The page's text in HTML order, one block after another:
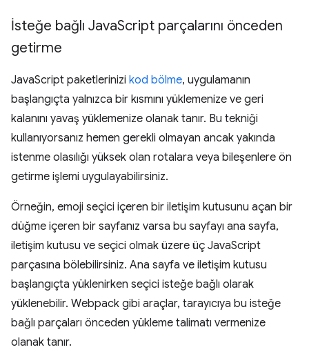
İsteğe bağlı JavaScript parçalarını önceden
getirme
JavaScript paketlerinizi kod bölme, uygulamanın
başlangıçta yalnızca bir kısmını yüklemenize ve geri
kalanını yavaş yüklemenize olanak tanır. Bu tekniği
kullanıyorsanız hemen gerekli olmayan ancak yakında
istenme olasılığı yüksek olan rotalara veya bileşenlere ön
getirme işlemi uygulayabilirsiniz.
Örneğin, emoji seçici içeren bir iletişim kutusunu açan bir
düğme içeren bir sayfanız varsa bu sayfayı ana sayfa,
iletişim kutusu ve seçici olmak üzere üç JavaScript
parçasına bölebilirsiniz. Ana sayfa ve iletişim kutusu
başlangıçta yüklenirken seçici isteğe bağlı olarak
yüklenebilir. Webpack gibi araçlar, tarayıcıya bu isteğe
bağlı parçaları önceden yükleme talimatı vermenize
olanak tanır.